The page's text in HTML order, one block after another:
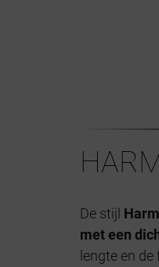
De stijl
met een
lengte en de